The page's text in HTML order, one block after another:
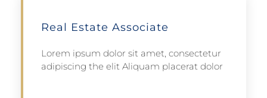
Real Estate Associate
Lorem ipsum dolor sit amet, consectetur
adipiscing the elit Aliquam placerat dolor